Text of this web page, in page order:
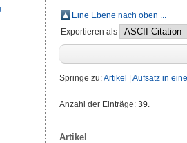
Eine Ebene nach oben ...
Exportieren als
Springe zu:Artikel Aufsatz in
Anzahl der Einträge: 39.
Artikel